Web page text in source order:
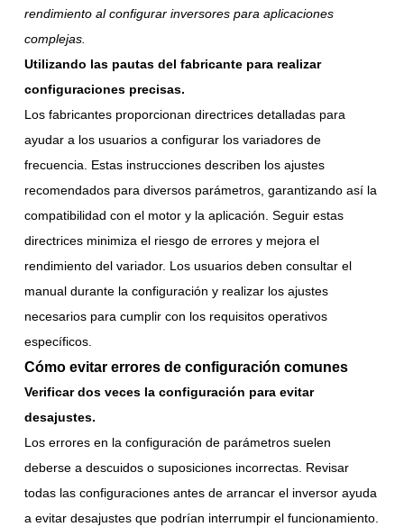
rendimiento al configurar inversores para aplicaciones
complejas.
Utilizando las pautas del fabricante para realizar
configuraciones precisas.
Los fabricantes proporcionan directrices detalladas para
ayudar a los usuarios a configurar los variadores de
frecuencia. Estas instrucciones describen los ajustes
recomendados para diversos parámetros, garantizando así la
compatibilidad con el motor y la aplicación. Seguir estas
directrices minimiza el riesgo de errores y mejora el
rendimiento del variador. Los usuarios deben consultar el
manual durante la configuración y realizar los ajustes
necesarios para cumplir con los requisitos operativos
específicos.
Cómo evitar errores de configuración comunes
Verificar dos veces la configuración para evitar
desajustes.
Los errores en la configuración de parámetros suelen
deberse a descuidos o suposiciones incorrectas. Revisar
todas las configuraciones antes de arrancar el inversor ayuda
a evitar desajustes que podrían interrumpir el funcionamiento.